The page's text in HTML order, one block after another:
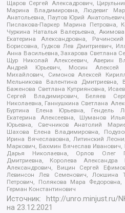
Щаров Сергей Алексадрович,
Марина Владимировна, Людевиг
Анатольевна, Паутов Юрий
Пислакова-Паркер Марина Петровна,
Чуркина Наталья Валерьевна,
Екатерина Александровна,
Борисовна, Гудков Лев Дмитриевич,
Анна Васильевна, Захарова Светлана
Щур Николай Алексеевич, Аверин
Андрей Юрьевич, Мосин Алексей
Михайлович, Симонов Алексей
Мельникова Валентина Дмитриевна,
Баженова Светлана Куприяновна,
Сергей Владимирович, Беляев
Николаевна, Ганнушкина Светлана
Буртина Елена Юрьевна, Гендель
Екатерина Алексеевна, Шуманов
Юрьевна, Свечников Анатолий
Шахова Елена Владимировна,
Ирина Вячеславовна, Литинский
Маркович, Бахмин Вячеслав
Дарья Николаевна, Орлов Олег
Дмитриевна, Королева Александра
Александрович, Вицин Сергей
Левинсон Лев Семенович, Локшина
Петрович, Полякова Мара
Герман Константинович
Источник: http://unro.minjust.ru/
на23.12.2021